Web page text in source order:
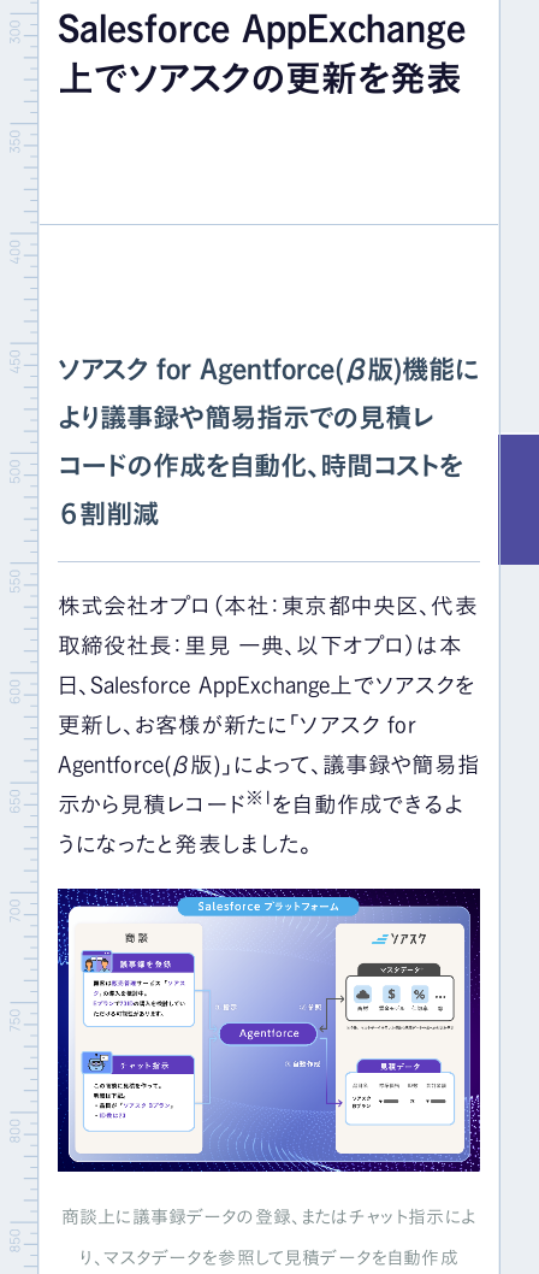
IR情報
採用情報
お問い合わせ
Salesforce AppExchange
上でソアスクの更新を発表
ソアスク for Agentforce(β版)機能に
より議事録や簡易指示での見積レ
コードの作成を自動化、時間コストを
６割削減
株式会社オプロ（本社：東京都中央区、代表
取締役社長：里見 一典、以下オプロ）は本
日、Salesforce AppExchange上でソアスクを
更新し、お客様が新たに「ソアスク for
Agentforce(β版)」によって、議事録や簡易指
示から見積レコード ※1 を自動作成できるよ
うになったと発表しました。
商談上に議事録データの登録、またはチャット指示によ
り、マスタデータを参照して見積データを自動作成